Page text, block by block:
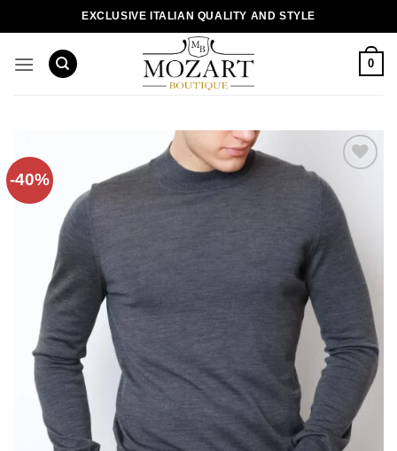
EXCLUSIVE ITALIAN QUALITY AND STYLE
0
-40%
Додати
списку
бажань!